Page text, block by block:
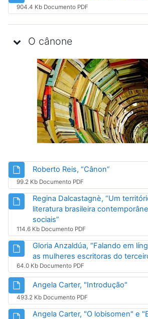
904.4 Kb Documento PDF
O cânone
Roberto Reis, “Cânon”
99.2 Kb Documento PDF
Regina Dalcastagnè, “Um
literatura brasileira
sociais”
114.6 Kb Documento PDF
Gloria Anzaldúa, “Falando em
as mulheres escritoras do
64.0 Kb Documento PDF
Angela Carter, "Introdução"
493.2 Kb Documento PDF
Angela Carter, "O lobisomen" e